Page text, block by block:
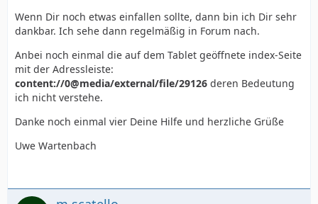
Wenn Dir noch etwas einfallen sollte, dann bin ich Dir sehr
dankbar. Ich sehe dann regelmäßig in Forum nach.
Anbei noch einmal die auf dem Tablet geöffnete index-Seite
mit der Adressleiste:
content://0@media/external/file/29126 deren Bedeutung
ich nicht verstehe.
Danke noch einmal vier Deine Hilfe und herzliche Grüße
Uwe Wartenbach